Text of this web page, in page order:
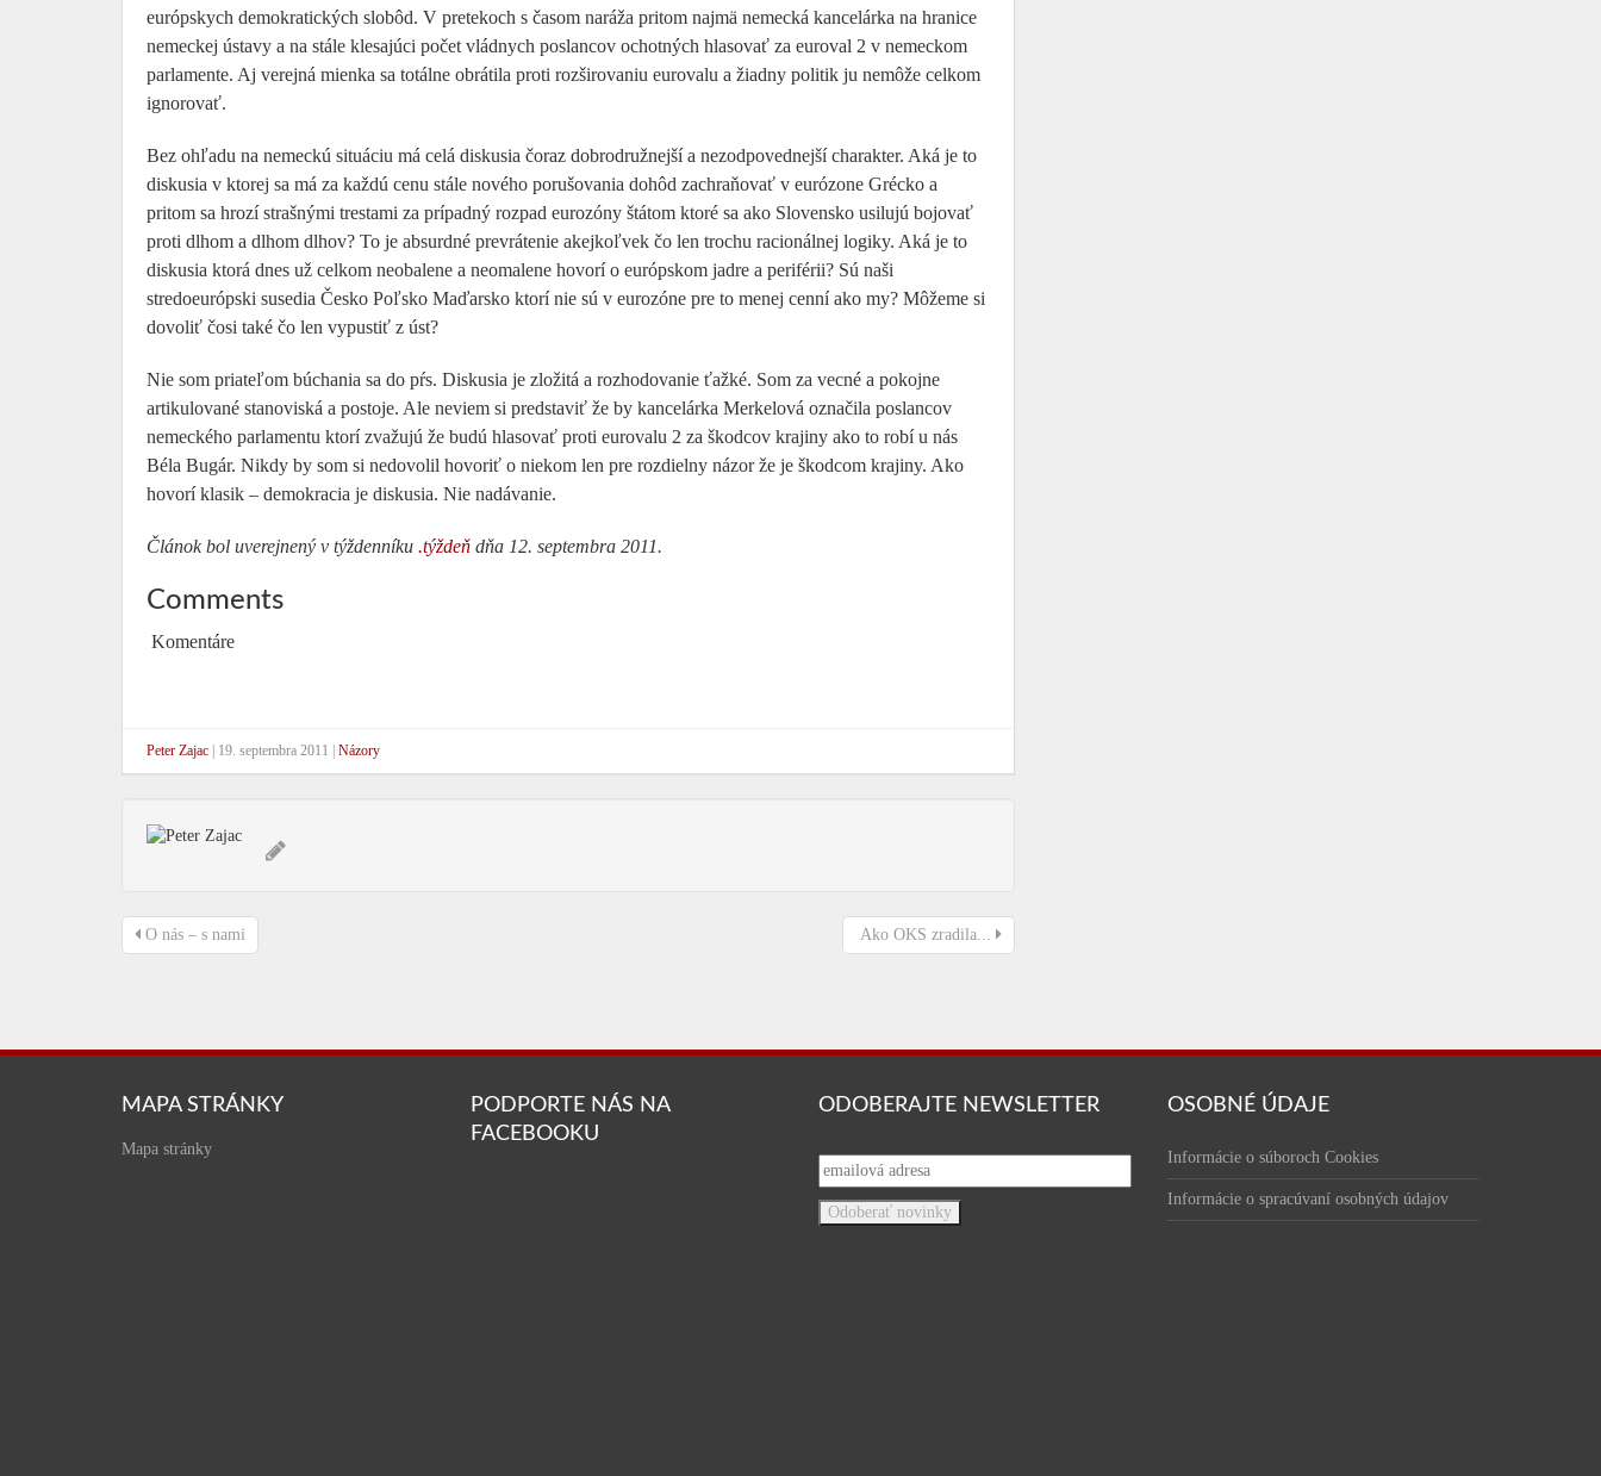
európskych demokratických slobôd. V pretekoch s časom naráža pritom najmä nemecká kancelárka na hranice
nemeckej ústavy a na stále klesajúci počet vládnych poslancov ochotných hlasovať za euroval 2 v nemeckom
parlamente. Aj verejná mienka sa totálne obrátila proti rozširovaniu eurovalu a žiadny politik ju nemôže celkom
ignorovať.
Bez ohľadu na nemeckú situáciu má celá diskusia čoraz dobrodružnejší a nezodpovednejší charakter. Aká je to
diskusia v ktorej sa má za každú cenu stále nového porušovania dohôd zachraňovať v eurózone Grécko a
pritom sa hrozí strašnými trestami za prípadný rozpad eurozóny štátom ktoré sa ako Slovensko usilujú bojovať
proti dlhom a dlhom dlhov? To je absurdné prevrátenie akejkoľvek čo len trochu racionálnej logiky. Aká je to
diskusia ktorá dnes už celkom neobalene a neomalene hovorí o európskom jadre a periférii? Sú naši
stredoeurópski susedia Česko Poľsko Maďarsko ktorí nie sú v eurozóne pre to menej cenní ako my? Môžeme si
dovoliť čosi také čo len vypustiť z úst?
Nie som priateľom búchania sa do pŕs. Diskusia je zložitá a rozhodovanie ťažké. Som za vecné a pokojne
artikulované stanoviská a postoje. Ale neviem si predstaviť že by kancelárka Merkelová označila poslancov
nemeckého parlamentu ktorí zvažujú že budú hlasovať proti eurovalu 2 za škodcov krajiny ako to robí u nás
Béla Bugár. Nikdy by som si nedovolil hovoriť o niekom len pre rozdielny názor že je škodcom krajiny. Ako
hovorí klasik – demokracia je diskusia. Nie nadávanie.
Článok bol uverejnený v týždenníku .týždeň dňa 12. septembra 2011.
Comments
Komentáre
Peter Zajac 19. septembra 2011 Názory
O nás – s nami Ako OKS zradila...
MAPA STRÁNKY
Mapa stránky
PODPORTE NÁS NA
FACEBOOKU
ODOBERAJTE NEWSLETTER OSOBNÉ ÚDAJE
Informácie o súboroch Cookies
Informácie o spracúvaní osobných údajov